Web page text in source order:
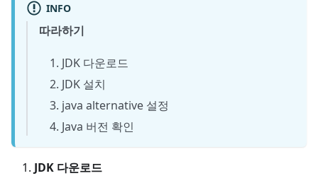
INFO
따라하기
JDK 다운로드
JDK 설치
java alternative 설정
Java 버전 확인
JDK 다운로드